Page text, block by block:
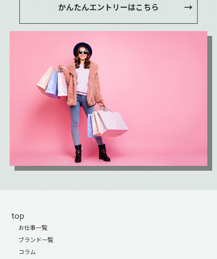
かんたんエントリーはこちら
top
お仕事一覧
ブランド一覧
コラム